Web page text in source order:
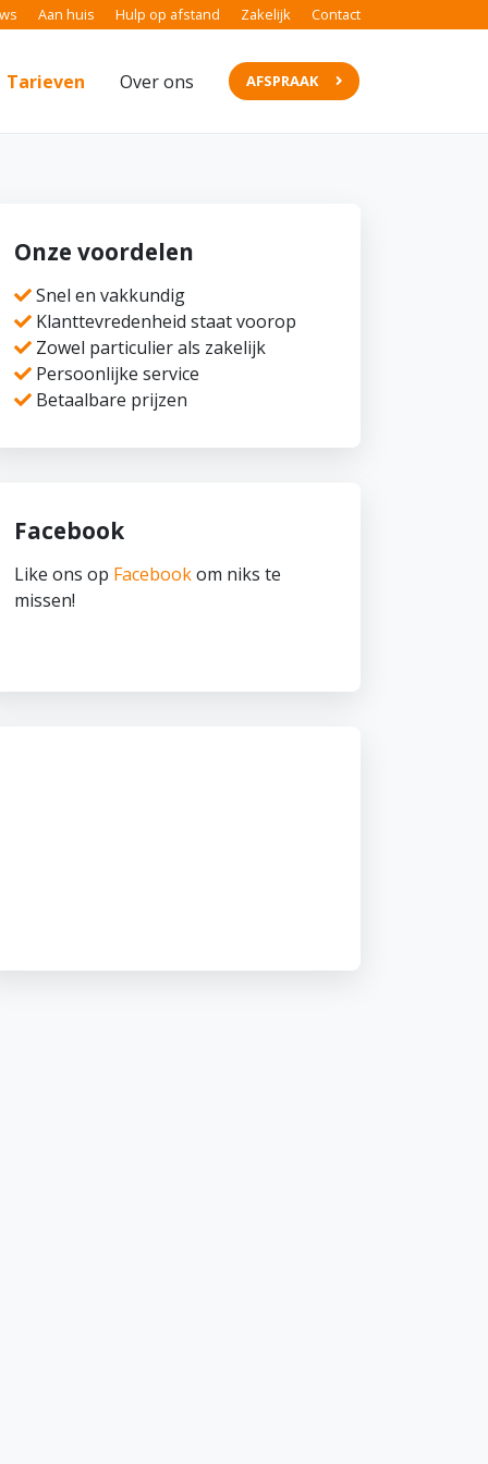
Aan huis Hulp op afstand Zakelijk Contact
Tarieven Over ons AFSPRAAK
Onze voordelen
Snel en vakkundig
Klanttevredenheid staat voorop
Zowel particulier als zakelijk
Persoonlijke service
Betaalbare prijzen
Facebook
Like ons op Facebookom niks te
missen!